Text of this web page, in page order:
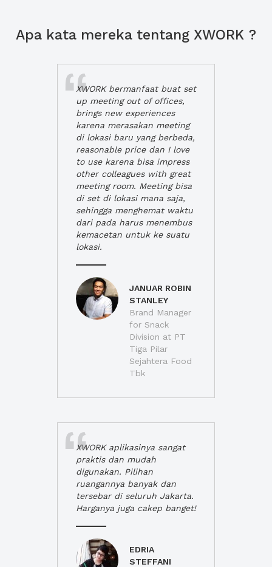
Apa kata mereka tentang XWORK ?
XWORK bermanfaat buat set
up meeting out of offices,
brings new experiences
karena merasakan meeting
di lokasi baru yang berbeda,
reasonable price dan I love
to use karena bisa impress
other colleagues with great
meeting room. Meeting bisa
di set di lokasi mana saja,
sehingga menghemat waktu
dari pada harus menembus
kemacetan untuk ke suatu
lokasi.
JANUAR ROBIN
STANLEY
Brand Manager
for Snack
Division at PT
Tiga Pilar
Sejahtera Food
Tbk
XWORK aplikasinya sangat
praktis dan mudah
digunakan. Pilihan
ruangannya banyak dan
tersebar di seluruh Jakarta.
Harganya juga cakep banget!
EDRIA
STEFFANI